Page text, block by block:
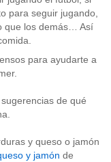
para seguir jugando,
que los demás… Así
para ayudarte a
de qué
y queso o jamón
y jamón de